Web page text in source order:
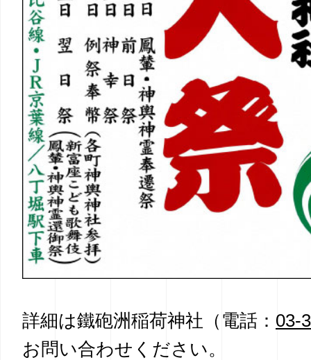
詳細は鐵砲洲稲荷神社（電話： 03-
お問い合わせください。